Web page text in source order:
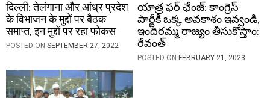
दिल्ली: तेलंगाना और आंध्र प्रदेश
के विभाजन के मुद्दों पर बैठक
समाप्त, इन मुद्दों पर रहा फोकस
POSTED ON SEPTEMBER 27, 2022
యాత్ర ఫర్ ఛేంజ్: కాంగ్రెస్
పార్టీకి ఒక్క అవకాశం ఇవ్వండి,
ఇందిరమ్మ రాజ్యం తీసుకొస్తాం:
రేవంత్
POSTED ON FEBRUARY 21, 2023